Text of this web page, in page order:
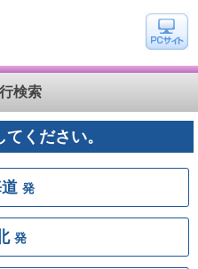
検索
ください。
道発
発